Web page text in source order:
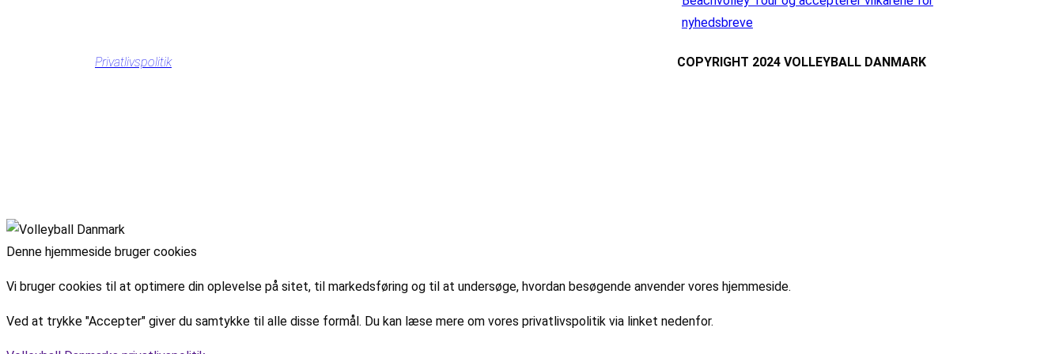
nyhedsbreve
Privatlivspolitik COPYRIGHT 2024 VOLLEYBALL DANMARK
Denne hjemmeside bruger cookies
Vi bruger cookies til at optimere din oplevelse på sitet, til markedsføring og til at undersøge, hvordan besøgende anvender vores hjemmeside.
Ved at trykke "Accepter" giver du samtykke til alle disse formål. Du kan læse mere om vores privatlivspolitik via linket nedenfor.